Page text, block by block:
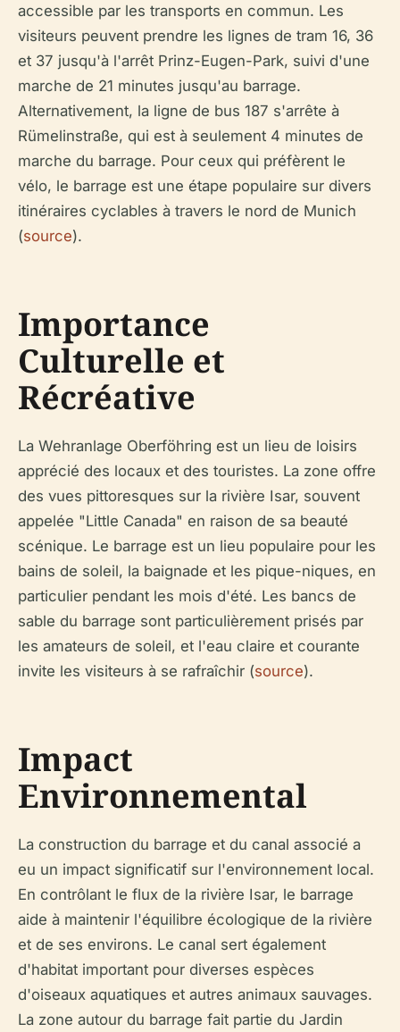
accessible par les transports en commun. Les
visiteurs peuvent prendre les lignes de tram 16, 36
et 37 jusqu'à l'arrêt Prinz-Eugen-Park, suivi d'une
marche de 21 minutes jusqu'au barrage.
Alternativement, la ligne de bus 187 s'arrête à
Rümelinstraße, qui est à seulement 4 minutes de
marche du barrage. Pour ceux qui préfèrent le
vélo, le barrage est une étape populaire sur divers
itinéraires cyclables à travers le nord de Munich
(source).
Importance
Culturelle et
Récréative
La Wehranlage Oberföhring est un lieu de loisirs
apprécié des locaux et des touristes. La zone offre
des vues pittoresques sur la rivière Isar, souvent
appelée "Little Canada" en raison de sa beauté
scénique. Le barrage est un lieu populaire pour les
bains de soleil, la baignade et les pique-niques, en
particulier pendant les mois d'été. Les bancs de
sable du barrage sont particulièrement prisés par
les amateurs de soleil, et l'eau claire et courante
invite les visiteurs à se rafraîchir (source).
Impact
Environnemental
La construction du barrage et du canal associé a
eu un impact significatif sur l'environnement local.
En contrôlant le flux de la rivière Isar, le barrage
aide à maintenir l'équilibre écologique de la rivière
et de ses environs. Le canal sert également
d'habitat important pour diverses espèces
d'oiseaux aquatiques et autres animaux sauvages.
La zone autour du barrage fait partie du Jardin